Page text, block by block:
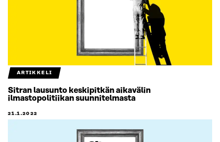
ARTIKKELI
Sitran lausunto keskipitkän aikavälin
ilmastopolitiikan suunnitelmasta
21.1.2022